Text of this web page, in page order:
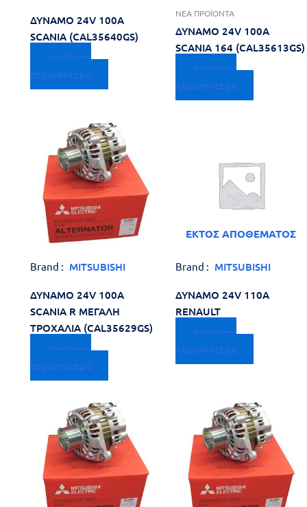
ΔΥΝΑΜΟ 24V 100A
SCANIA (CAL35640GS)
Διαβάστε
περισσότερα
ΝΕΑ ΠΡΟΪΟΝΤΑ
ΔΥΝΑΜΟ 24V 100A
SCANIA 164 (CAL35613GS)
Διαβάστε
περισσότερα
Brand : MITSUBISHI
ΔΥΝΑΜΟ 24V 100A
SCANIA R ΜΕΓΑΛΗ
ΤΡΟΧΑΛΙΑ (CAL35629GS)
Διαβάστε
περισσότερα
ΕΚΤΌΣ ΑΠΟΘΈΜΑΤΟΣ
Brand : MITSUBISHI
ΔΥΝΑΜΟ 24V 110A
RENAULT
Διαβάστε
περισσότερα